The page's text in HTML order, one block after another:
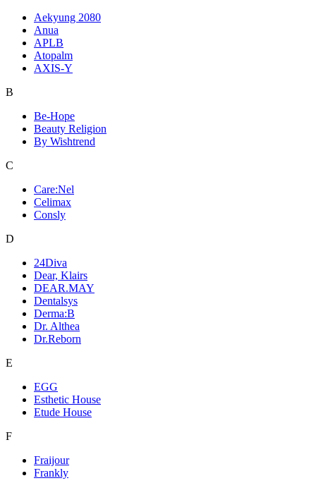
Aekyung 2080
Anua
APLB
Atopalm
AXIS-Y
B
Be-Hope
Beauty Religion
By Wishtrend
C
Care:Nel
Celimax
Consly
D
24Diva
Dear, Klairs
DEAR.MAY
Dentalsys
Derma:B
Dr. Althea
Dr.Reborn
E
EGG
Esthetic House
Etude House
F
Fraijour
Frankly